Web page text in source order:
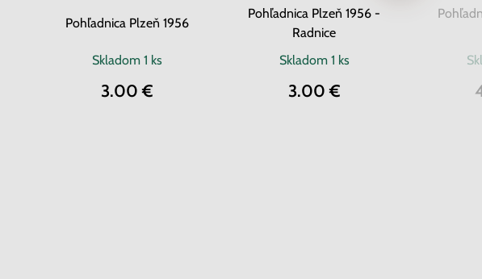
Pohľadnica Plzeň 1956
Skladom 1 ks
3.00 €
Pohľadnica Plzeň 1956 -
Radnice
Skladom 1 ks
3.00 €